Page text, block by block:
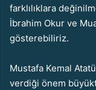
farklılıklara
İbrahim Okur ve
gösterebiliriz.
Mustafa Kemal
verdiği önem